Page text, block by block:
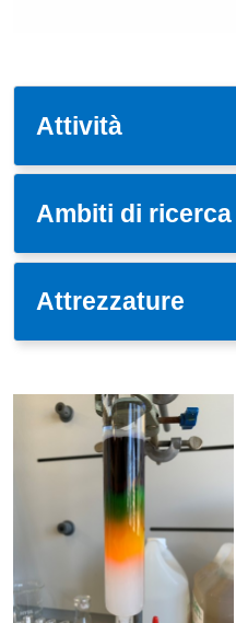
Attività
Ambiti di ricerca
Attrezzature